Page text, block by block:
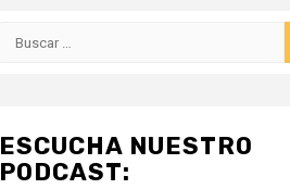
ESCUCHA NUESTRO
PODCAST: